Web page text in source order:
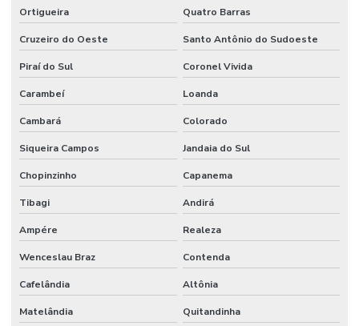
Ortigueira Quatro Barras
Cruzeiro do Oeste Santo Antônio do Sudoeste
Piraí do Sul Coronel Vivida
Carambeí Loanda
Cambará Colorado
Siqueira Campos Jandaia do Sul
Chopinzinho Capanema
Tibagi Andirá
Ampére Realeza
Wenceslau Braz Contenda
Cafelândia Altônia
Matelândia Quitandinha